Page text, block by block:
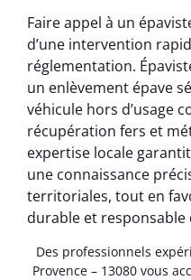
Faire appel à un
d’une intervention
réglementation.
un enlèvement épave
véhicule hors d’usage
récupération fers et
expertise locale
une connaissance
territoriales, tout en
durable et responsable
Des professionnels
Provence – 13080 vous